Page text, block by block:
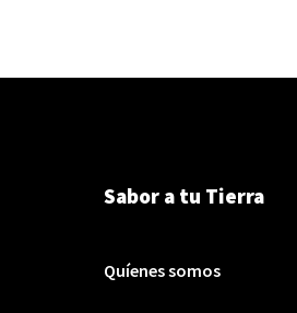
Sabor a tu Tierra
Quíenes somos